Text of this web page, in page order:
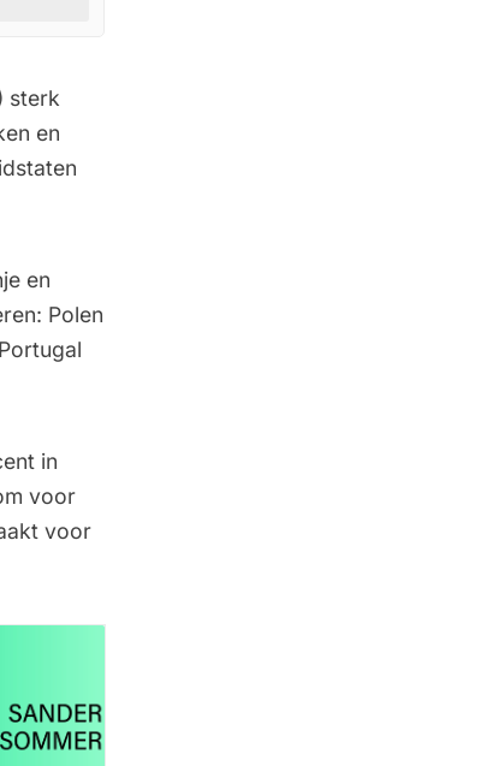
sterk
en
en
Polen
in
voor
voor